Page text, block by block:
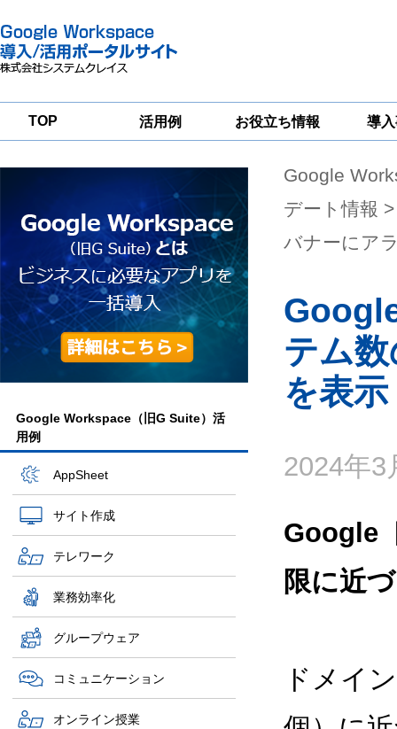
TOP 活用例 お役立ち情報
一
導
グループウェア
移行支援
Google
Workspace
セキュリティ
対策サービス
Google Workspace（旧G Suite）活
用例
AppSheet
サイト作成
テレワーク
業務効率化
グループウェア
コミュニケーション
オンライン授業
Google
デート情報
バナーにア
テム
を表示
2024年3
Google
限に近
ドメイ